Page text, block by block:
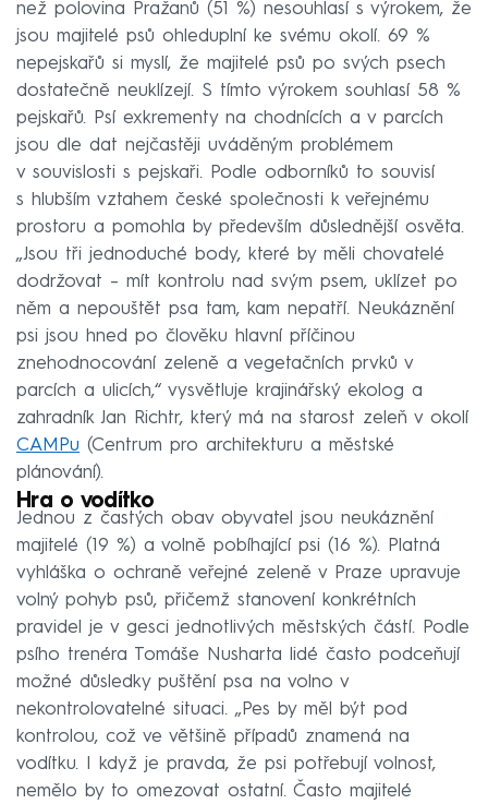
než polovina Pražanů (51 %) nesouhlasí s výrokem, že
jsou majitelé psů ohleduplní ke svému okolí. 69 %
nepejskařů si myslí, že majitelé psů po svých psech
dostatečně neuklízejí. S tímto výrokem souhlasí 58 %
pejskařů. Psí exkrementy na chodnících a v parcích
jsou dle dat nejčastěji uváděným problémem
v souvislosti s pejskaři. Podle odborníků to souvisí
s hlubším vztahem české společnosti k veřejnému
prostoru a pomohla by především důslednější osvěta.
„Jsou tři jednoduché body, které by měli chovatelé
dodržovat – mít kontrolu nad svým psem, uklízet po
něm a nepouštět psa tam, kam nepatří. Neukáznění
psi jsou hned po člověku hlavní příčinou
znehodnocování zeleně a vegetačních prvků v
parcích a ulicích,“ vysvětluje krajinářský ekolog a
zahradník Jan Richtr, který má na starost zeleň v okolí
CAMPu (Centrum pro architekturu a městské
plánování).
Hra o vodítko
Jednou z častých obav obyvatel jsou neukáznění
majitelé (19 %) a volně pobíhající psi (16 %). Platná
vyhláška o ochraně veřejné zeleně v Praze upravuje
volný pohyb psů, přičemž stanovení konkrétních
pravidel je v gesci jednotlivých městských částí. Podle
psího trenéra Tomáše Nusharta lidé často podceňují
možné důsledky puštění psa na volno v
nekontrolovatelné situaci. „Pes by měl být pod
kontrolou, což ve většině případů znamená na
vodítku. I když je pravda, že psi potřebují volnost,
nemělo by to omezovat ostatní. Často majitelé